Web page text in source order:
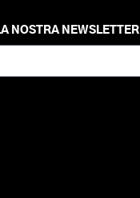
NOSTRA NEWSLETTER